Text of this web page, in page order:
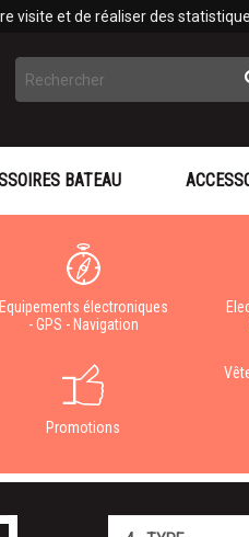
visite et de réaliser des
Equipements électroniques
- GPS - Navigation
Promotions
BATEAU